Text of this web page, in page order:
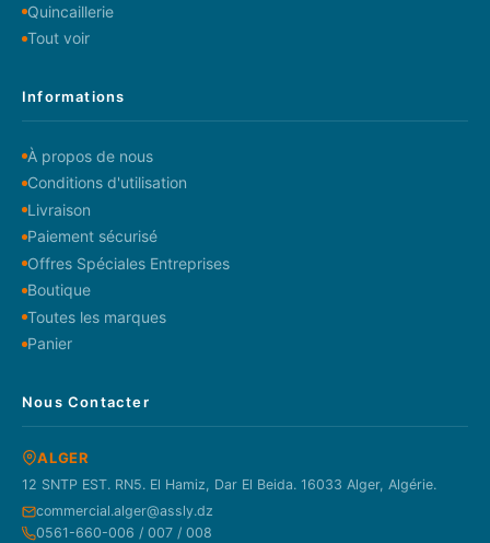
Quincaillerie
Tout voir
Informations
À propos de nous
Conditions d'utilisation
Livraison
Paiement sécurisé
Offres Spéciales Entreprises
Boutique
Toutes les marques
Panier
Nous Contacter
ALGER
12 SNTP EST. RN5. El Hamiz, Dar El Beida. 16033 Alger, Algérie.
commercial.alger@assly.dz
0561-660-006 / 007 / 008